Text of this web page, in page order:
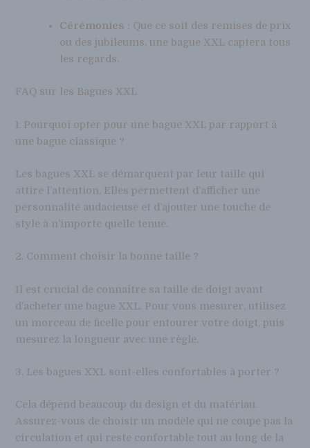
Cérémonies : Que ce soit des remises de prix
ou des jubileums, une bague XXL captera tous
les regards.
FAQ sur les Bagues XXL
1. Pourquoi opter pour une bague XXL par rapport à
une bague classique ?
Les bagues XXL se démarquent par leur taille qui
attire l’attention. Elles permettent d’afficher une
personnalité audacieuse et d’ajouter une touche de
style à n’importe quelle tenue.
2. Comment choisir la bonne taille ?
Il est crucial de connaître sa taille de doigt avant
d’acheter une bague XXL. Pour vous mesurer, utilisez
un morceau de ficelle pour entourer votre doigt, puis
mesurez la longueur avec une règle.
3. Les bagues XXL sont-elles confortables à porter ?
Cela dépend beaucoup du design et du matériau.
Assurez-vous de choisir un modèle qui ne coupe pas la
circulation et qui reste confortable tout au long de la